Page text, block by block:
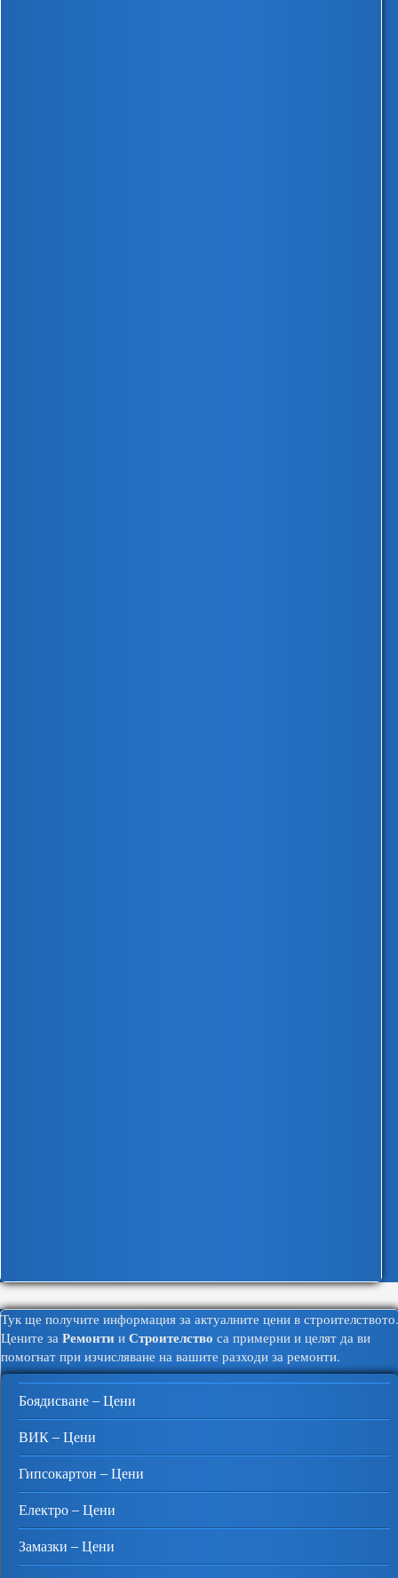
Тук ще получите информация за актуалните цени в строителството.
Цените за Ремонти и Строителство са примерни и целят да ви
помогнат при изчисляване на вашите разходи за ремонти.
Боядисване – Цени
ВИК – Цени
Гипсокартон – Цени
Електро – Цени
Замазки – Цени